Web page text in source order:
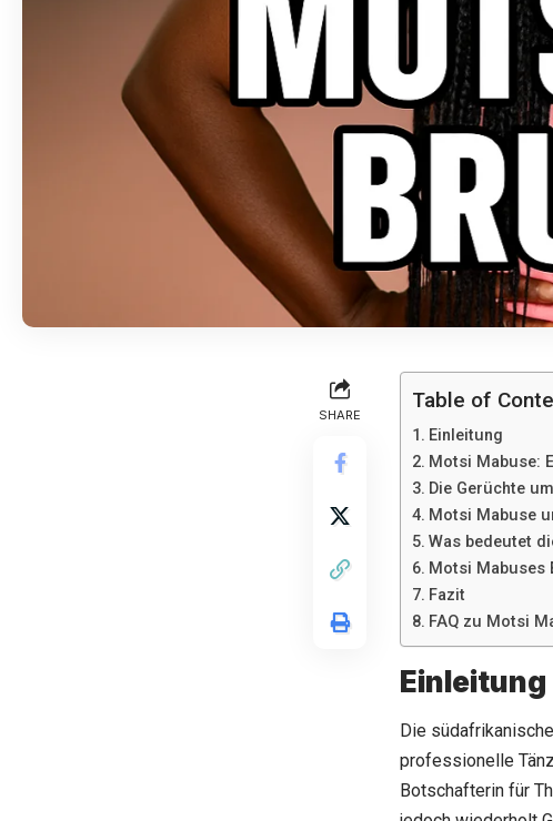
SHARE
Table of
Einleitung
Motsi Mabuse:
Die Gerüchte
Motsi Mabuse
Was bedeutet
Motsi Mabuses
Fazit
FAQ zu Motsi
Einleitung
Die
professionelle
Botschafterin für